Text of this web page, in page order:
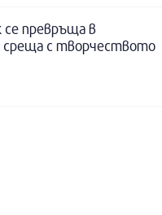
се превръща в
среща с творчеството